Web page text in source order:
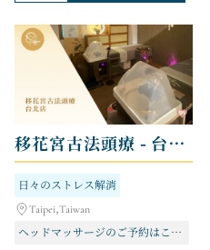
移花宮古法頭療 - 台北店
日々のストレス解消
Taipei,Taiwan
ヘッドマッサージのご予約はこちらをクリックしてください。